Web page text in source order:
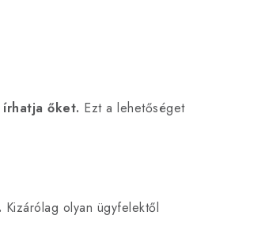
őket. Ezt a lehetőséget
Kizárólag olyan ügyfelektől